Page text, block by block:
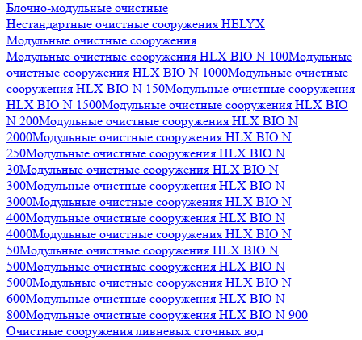
Блочно-модульные очистные
Нестандартные очистные сооружения HELYX
Модульные очистные сооружения
Модульные очистные сооружения HLX BIO N 100Модульные
очистные сооружения HLX BIO N 1000Модульные очистные
сооружения HLX BIO N 150Модульные очистные сооружения
HLX BIO N 1500Модульные очистные сооружения HLX BIO
N 200Модульные очистные сооружения HLX BIO N
2000Модульные очистные сооружения HLX BIO N
250Модульные очистные сооружения HLX BIO N
30Модульные очистные сооружения HLX BIO N
300Модульные очистные сооружения HLX BIO N
3000Модульные очистные сооружения HLX BIO N
400Модульные очистные сооружения HLX BIO N
4000Модульные очистные сооружения HLX BIO N
50Модульные очистные сооружения HLX BIO N
500Модульные очистные сооружения HLX BIO N
5000Модульные очистные сооружения HLX BIO N
600Модульные очистные сооружения HLX BIO N
800Модульные очистные сооружения HLX BIO N 900
Очистные сооружения ливневых сточных вод